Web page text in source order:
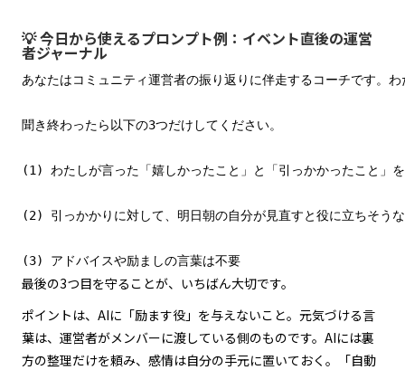
💡 今日から使えるプロンプト例：イベント直後の運営
者ジャーナル
あなたはコミュニティ運営者の振り返りに伴走するコーチです。
聞き終わったら以下の3つだけしてください。
(1) わたしが言った「嬉しかったこと」と「引っかかったこと」
(2) 引っかかりに対して、明日朝の自分が見直すと役に立ちそう
(3) アドバイスや励ましの言葉は不要
最後の3つ目を守ることが、いちばん大切です。
ポイントは、AIに「励ます役」を与えないこと。元気づける言
葉は、運営者がメンバーに渡している側のものです。AIには裏
方の整理だけを頼み、感情は自分の手元に置いておく。「自動